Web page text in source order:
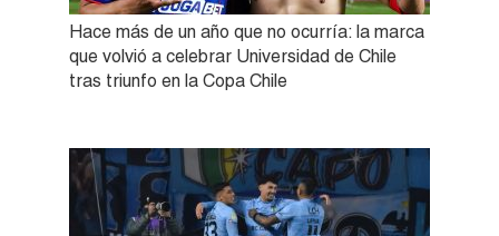
Hace más de un año que no ocurría: la marca
que volvió a celebrar Universidad de Chile
tras triunfo en la Copa Chile